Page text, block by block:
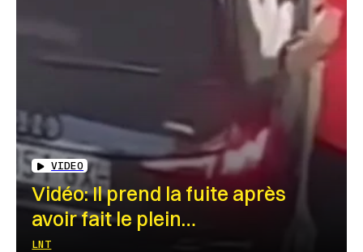
VIDEO
Vidéo: Il prend la fuite après
avoir fait le plein…
LNT